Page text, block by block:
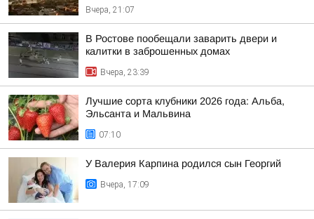
Вчера, 21:07
В Ростове пообещали заварить двери и
калитки в заброшенных домах
Вчера, 23:39
Лучшие сорта клубники 2026 года: Альба,
Эльсанта и Мальвина
07:10
У Валерия Карпина родился сын Георгий
Вчера, 17:09